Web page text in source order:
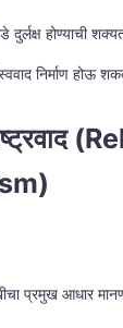
होण्याची
निर्माण होऊ
प्रमुख आधार